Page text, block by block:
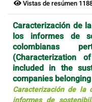
Vistas de resúmen
Caracterización de
los informes de
colombianas
(Characterization
included in the
companies belonging
Caracterización de la